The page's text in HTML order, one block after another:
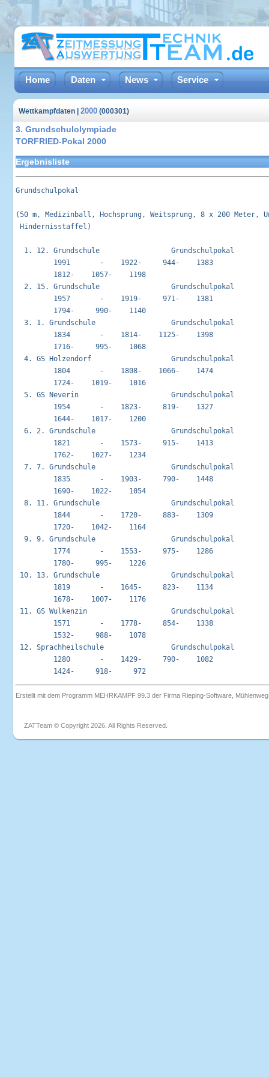
Home Daten News Service
Wettkampfdaten | 2000 (000301)
3. Grundschulolympiade
TORFRIED-Pokal 2000
Ergebnisliste
Grundschulpokal
(50 m, Medizinball, Hochsprung, Weitsprung, 8 x 200 Meter,
Hindernisstaffel)
1. 12. Grundschule                 Grundschulpokal
         1991       -    1922-     944-    1383
         1812-    1057-    1198
2. 15. Grundschule                 Grundschulpokal
         1957       -    1919-     971-    1381
         1794-     990-    1140
3. 1. Grundschule                  Grundschulpokal
         1834       -    1814-    1125-    1398
         1716-     995-    1068
4. GS Holzendorf                   Grundschulpokal
         1804       -    1808-    1066-    1474
         1724-    1019-    1016
5. GS Neverin                      Grundschulpokal
         1954       -    1823-     819-    1327
         1644-    1017-    1200
6. 2. Grundschule                  Grundschulpokal
         1821       -    1573-     915-    1413
         1762-    1027-    1234
7. 7. Grundschule                  Grundschulpokal
         1835       -    1903-     790-    1448
         1690-    1022-    1054
8. 11. Grundschule                 Grundschulpokal
         1844       -    1720-     883-    1309
         1720-    1042-    1164
9. 9. Grundschule                  Grundschulpokal
         1774       -    1553-     975-    1286
         1780-     995-    1226
10. 13. Grundschule                 Grundschulpokal
         1819       -    1645-     823-    1134
         1678-    1007-    1176
11. GS Wulkenzin                    Grundschulpokal
         1571       -    1778-     854-    1338
         1532-     988-    1078
12. Sprachheilschule                Grundschulpokal
         1280       -    1429-     790-    1082
Erstellt mit dem Programm MEHRKAMPF 99.3 der Firma Rieping-Software,
ZATTeam © Copyright 2026. All Rights Reserved.